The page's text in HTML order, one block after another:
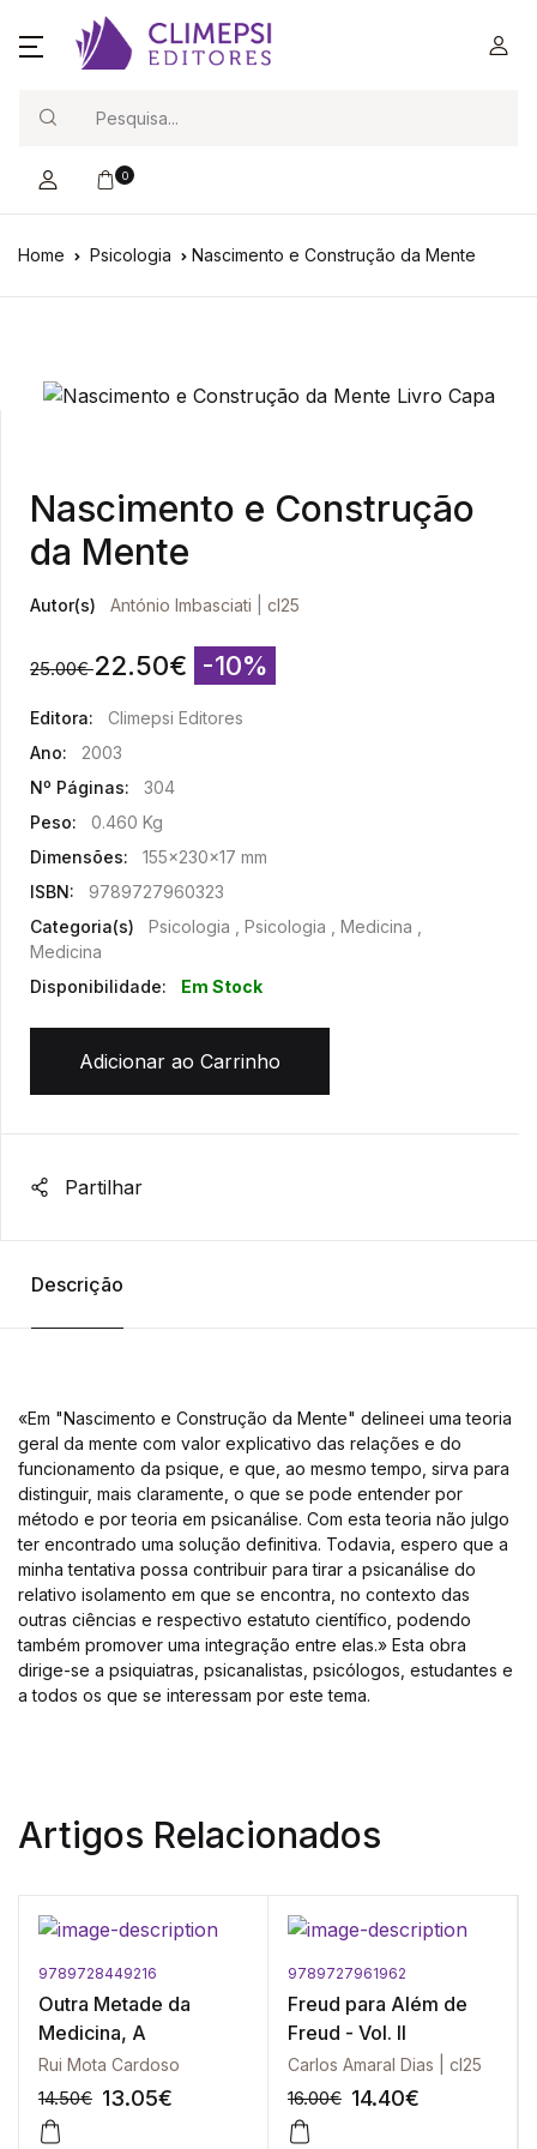
0
Home Psicologia Nascimento e Construção da Mente
Nascimento e Construção
da Mente
Autor(s) António Imbasciati cl25
25.00€ 22.50€ -10%
Editora:
Climepsi Editores
Ano:
2003
Nº Páginas:
304
Peso:
0.460 Kg
Dimensões:
155x230x17 mm
ISBN:
9789727960323
Categoria(s)
Psicologia , Psicologia , Medicina ,
Medicina
Disponibilidade:
Em Stock
Adicionar ao Carrinho
Partilhar
Descrição
«Em "Nascimento e Construção da Mente" delineei uma teoria
geral da mente com valor explicativo das relações e do
funcionamento da psique, e que, ao mesmo tempo, sirva para
distinguir, mais claramente, o que se pode entender por
método e por teoria em psicanálise. Com esta teoria não julgo
ter encontrado uma solução definitiva. Todavia, espero que a
minha tentativa possa contribuir para tirar a psicanálise do
relativo isolamento em que se encontra, no contexto das
outras ciências e respectivo estatuto científico, podendo
também promover uma integração entre elas.» Esta obra
dirige-se a psiquiatras, psicanalistas, psicólogos, estudantes e
a todos os que se interessam por este tema.
Artigos Relacionados
9789728449216
Outra Metade da
Medicina, A
Rui Mota Cardoso
14.50€ 13.05€
9789727961962
Freud para Além de
Freud - Vol. II
Carlos Amaral Dias | cl25
16.00€ 14.40€